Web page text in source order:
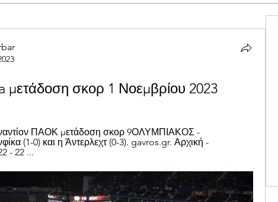
σκορ 1 Νοεμβρίου 2023
ΠΑΟΚ μετάδοση σκορ 9ΟΛΥΜΠΙΑΚΟΣ -
(1-0) και η Άντερλεχτ (0-3). gavros.gr. Αρχική -
- 22 ...